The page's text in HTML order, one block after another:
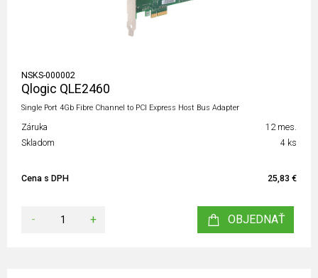
NSKS-000002
Qlogic QLE2460
Single Port 4Gb Fibre Channel to PCI Express Host Bus Adapter
Záruka
12 mes.
Skladom
4 ks
Cena s DPH 25,83 €
- + OBJEDNAŤ